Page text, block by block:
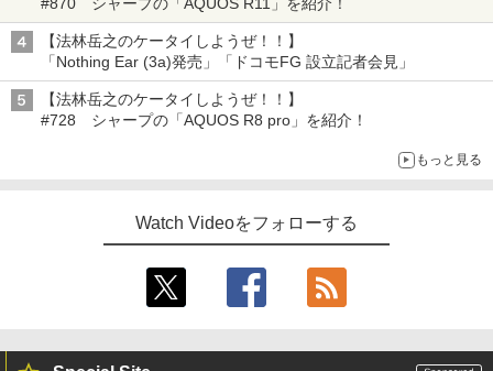
【法林岳之のケータイしようぜ！！】
「Nothing Ear (3a)発売」「ドコモFG 設立記者会見」
【法林岳之のケータイしようぜ！！】
#728 シャープの「AQUOS R8 pro」を紹介！
もっと見る
Watch Videoをフォローする